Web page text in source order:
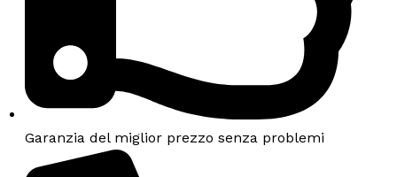
Garanzia del miglior prezzo senza problemi